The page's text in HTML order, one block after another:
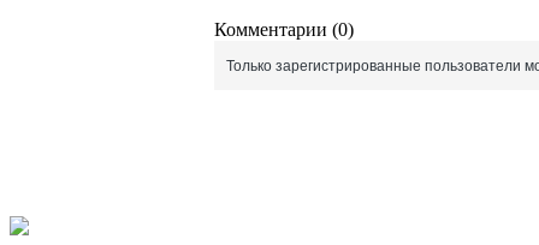
Комментарии (0)
Только зарегистрированные пользователи